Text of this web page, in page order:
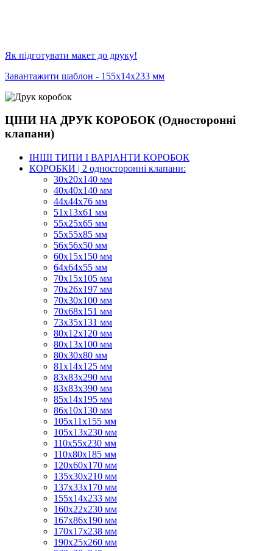
Як підготувати макет до друку!
Завантажити шаблон - 155х14х233 мм
ЦІНИ НА ДРУК КОРОБОК (Односторонні
клапани)
ІНШІ ТИПИ І ВАРІАНТИ КОРОБОК
КОРОБКИ | 2 односторонні клапани:
30x20x140 мм
40x40x140 мм
44х44х76 мм
51x13x61 мм
55х25х65 мм
55х55х85 мм
56х56х50 мм
60х15х150 мм
64х64х55 мм
70х15х105 мм
70х26х197 мм
70х30х100 мм
70х68х151 мм
73х35х131 мм
80х12х120 мм
80х13х100 мм
80х30х80 мм
81х14х125 мм
83х83х290 мм
83х83х390 мм
85х14х195 мм
86х10х130 мм
105х11х155 мм
105х13х230 мм
110х55х230 мм
110х80х185 мм
120х60х170 мм
135х30х210 мм
137х33х170 мм
155х14х233 мм
160х22х230 мм
167х86х190 мм
170х17х238 мм
190х25х260 мм